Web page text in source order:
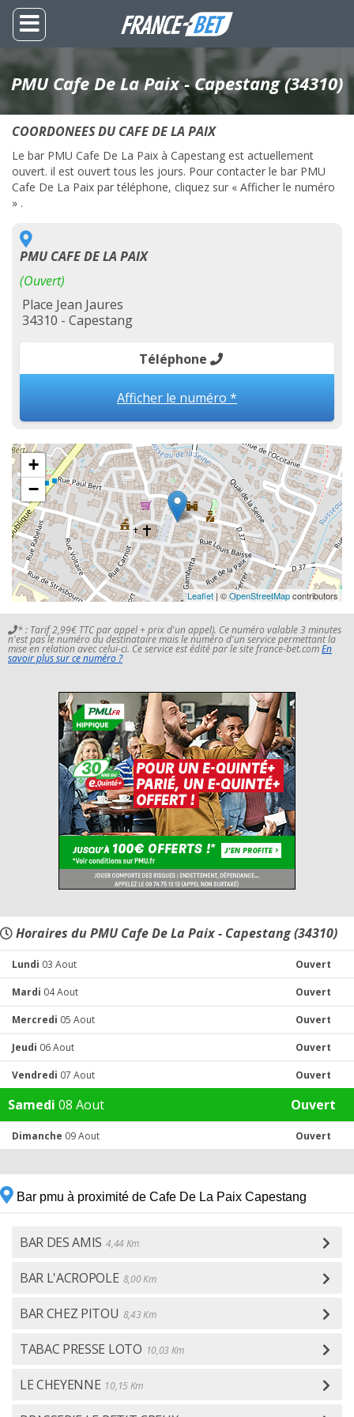
PMU Cafe De La Paix - Capestang (34310)
COORDONEES DU CAFE DE LA PAIX
Le bar PMU Cafe De La Paix à Capestang est actuellement
ouvert. il est ouvert tous les jours. Pour contacter le bar PMU
Cafe De La Paix par téléphone, cliquez sur « Afficher le numéro
» .
PMU CAFE DE LA PAIX
(Ouvert)
Place Jean Jaures
34310 - Capestang
Téléphone
Afficher le numéro *
+
−
Leaflet | ©OpenStreetMapcontributors
* : Tarif 2,99€ TTC par appel + prix d'un appel). Ce numéro valable 3 minutes
n'est pas le numéro du destinataire mais le numéro d'un service permettant la
mise en relation avec celui-ci. Ce service est édité par le site france-bet.comEn
savoir plus sur ce numéro ?
Horaires du PMU Cafe De La Paix - Capestang (34310)
Lundi 03 Aout Ouvert
Mardi 04 Aout Ouvert
Mercredi 05 Aout Ouvert
Jeudi 06 Aout Ouvert
Vendredi 07 Aout Ouvert
Samedi 08 Aout Ouvert
Dimanche 09 Aout Ouvert
Bar pmu à proximité de Cafe De La Paix Capestang
BAR DES AMIS 4,44 Km
BAR L'ACROPOLE 8,00 Km
BAR CHEZ PITOU 8,43 Km
TABAC PRESSE LOTO 10,03 Km
LE CHEYENNE 10,15 Km